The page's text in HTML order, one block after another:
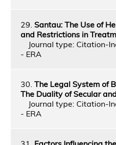
29. Santau: The Use of
and Restrictions in
Journal type: Citation-
- ERA
30. The Legal System of
The Duality of Secular
Journal type: Citation-
- ERA